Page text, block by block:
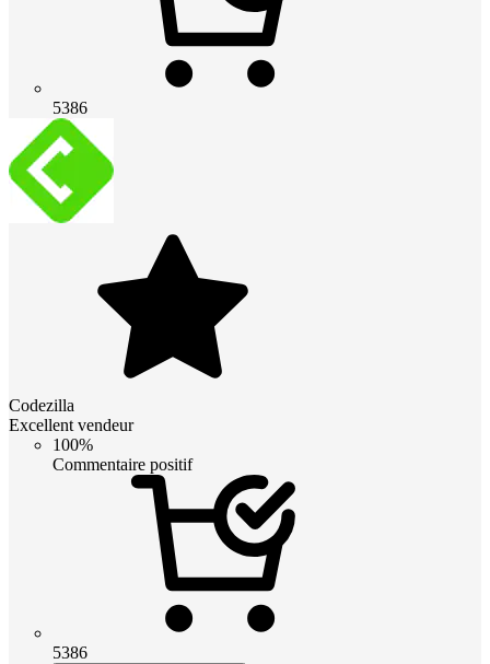
5386
Codezilla
Excellent vendeur
100%
Commentaire positif
5386